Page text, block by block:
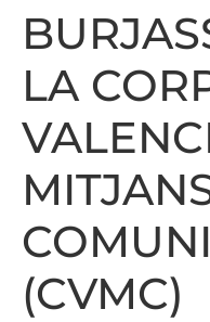
LA
(CVMC)